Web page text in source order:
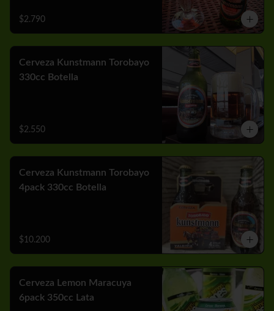
$2.790
Cerveza Kunstmann Torobayo
330cc Botella
$2.550
Cerveza Kunstmann Torobayo
4pack 330cc Botella
$10.200
Cerveza Lemon Maracuya
6pack 350cc Lata